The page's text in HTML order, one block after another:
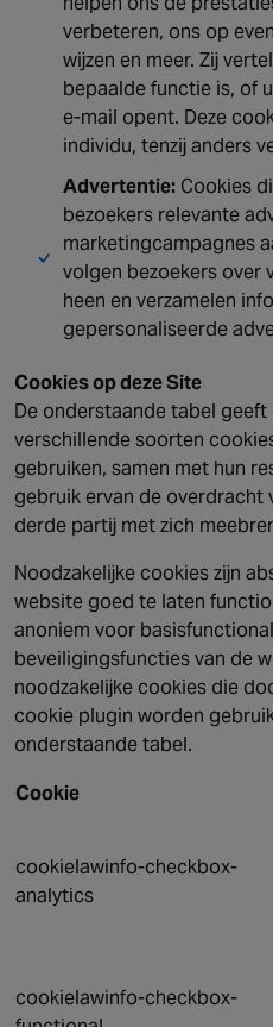
verbeteren, ons op
wijzen en meer. Zij
bepaalde functie is, of
e-mail opent. Deze
individu, tenzij anders
Advertentie: Cookies
bezoekers relevante
marketingcampagnes
volgen bezoekers over
heen en verzamelen
gepersonaliseerde
Cookies op deze Site
De onderstaande tabel
verschillende soorten
gebruiken, samen met hun
gebruik ervan de overdracht
derde partij met zich
Noodzakelijke cookies zijn
website goed te laten
anoniem voor
beveiligingsfuncties van de
noodzakelijke cookies die
cookie plugin worden
onderstaande tabel.
Cookie
cookielawinfo-checkbox-
analytics
cookielawinfo-checkbox-